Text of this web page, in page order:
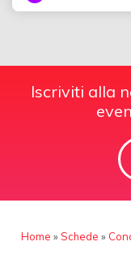
Iscriviti alla
Home »Schede »